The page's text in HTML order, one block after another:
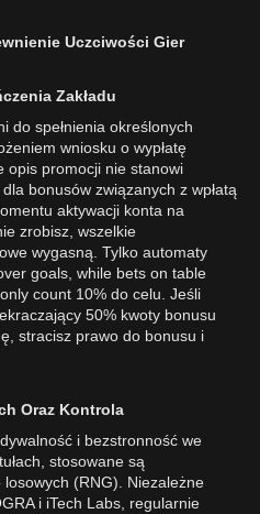
Uczciwości Gier
Zakładu
do spełnienia określonych
wniosku o wypłatę
opis promocji nie stanowi
bonusów związanych z wpłatą
aktywacji konta na
zrobisz, wszelkie
wygasną. Tylko automaty
goals, while bets on table
count 10% do celu. Jeśli
50% kwoty bonusu
stracisz prawo do bonusu i
Oraz Kontrola
i bezstronność we
stosowane są
(RNG). Niezależne
i iTech Labs, regularnie